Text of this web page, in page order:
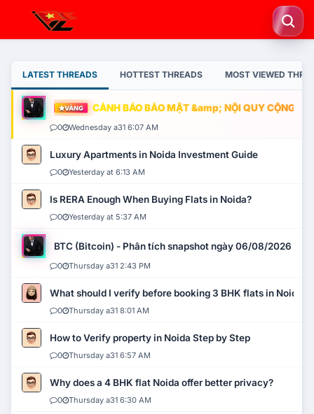
LATEST THREADS HOTTEST THREADS MOST VIEWED
VÀNG CẢNH BÁO BẢO MẬT &amp; NỘI QUY CỘNG
0 Wednesday a31 6:07 AM
Luxury Apartments in Noida Investment Guide
0 Yesterday at 6:13 AM
Is RERA Enough When Buying Flats in Noida?
0 Yesterday at 5:37 AM
BTC (Bitcoin) - Phân tích snapshot ngày 06/08/2026
0 Thursday a31 2:43 PM
What should I verify before booking 3 BHK flats in Noida?
0 Thursday a31 8:01 AM
How to Verify property in Noida Step by Step
0 Thursday a31 6:57 AM
Why does a 4 BHK flat Noida offer better privacy?
0 Thursday a31 6:30 AM